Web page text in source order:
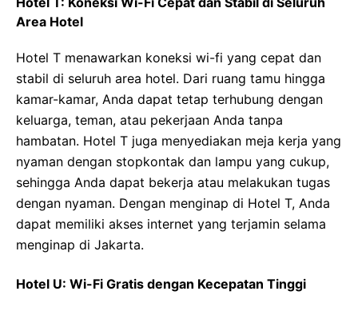
Area Hotel
Hotel T menawarkan koneksi wi-fi yang cepat dan
stabil di seluruh area hotel. Dari ruang tamu hingga
kamar-kamar, Anda dapat tetap terhubung dengan
keluarga, teman, atau pekerjaan Anda tanpa
hambatan. Hotel T juga menyediakan meja kerja yang
nyaman dengan stopkontak dan lampu yang cukup,
sehingga Anda dapat bekerja atau melakukan tugas
dengan nyaman. Dengan menginap di Hotel T, Anda
dapat memiliki akses internet yang terjamin selama
menginap di Jakarta.
Hotel U: Wi-Fi Gratis dengan Kecepatan Tinggi